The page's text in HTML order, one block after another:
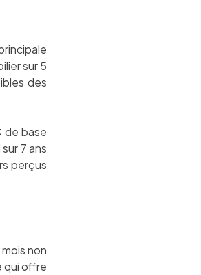
sur 5
des
de base
7 ans
perçus
non
qui offre